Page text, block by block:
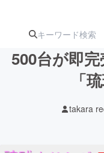
ターン
注
ジ
500台が即
「
takara